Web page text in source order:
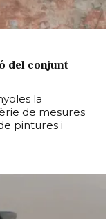
del conjunt
la
de mesures
pintures i